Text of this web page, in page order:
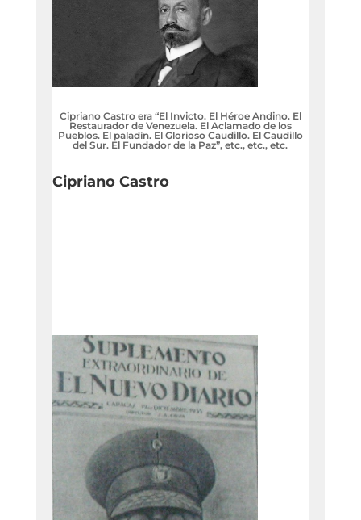
Cipriano Castro era “El Invicto. El Héroe Andino. El
Restaurador de Venezuela. El Aclamado de los
Pueblos. El paladín. El Glorioso Caudillo. El Caudillo
del Sur. El Fundador de la Paz”, etc., etc., etc.
Cipriano Castro